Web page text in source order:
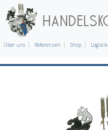
Über uns Referenzen Shop Logistik